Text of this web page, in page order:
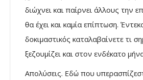
διώχνει και παίρνει άλλους την
θα έχει και καμία επίπτωση.
δοκιμαστικός καταλαβαίνετε τι
ξεζουμίζει και στον ενδέκατο
Απολύσεις. Εδώ που